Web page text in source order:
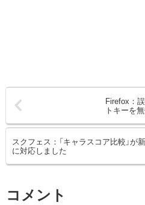
Firefox：
トキーを
スクフェス：「キャラスコア比較」が
に対応しました
コメント